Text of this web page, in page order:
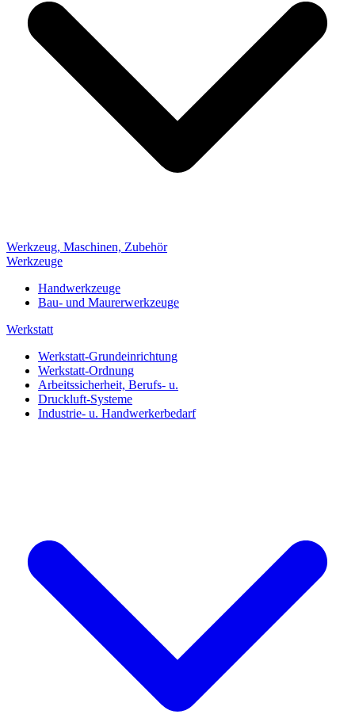
Werkzeug, Maschinen, Zubehör
Werkzeuge
Handwerkzeuge
Bau- und Maurerwerkzeuge
Werkstatt
Werkstatt-Grundeinrichtung
Werkstatt-Ordnung
Arbeitssicherheit, Berufs- u.
Druckluft-Systeme
Industrie- u. Handwerkerbedarf